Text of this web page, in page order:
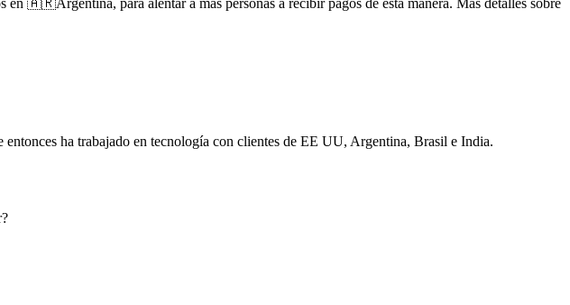
🇦🇷Argentina, para alentar a más personas a recibir pagos de esta manera. Más detalles sobre
ha trabajado en tecnología con clientes de EE UU, Argentina, Brasil e India.